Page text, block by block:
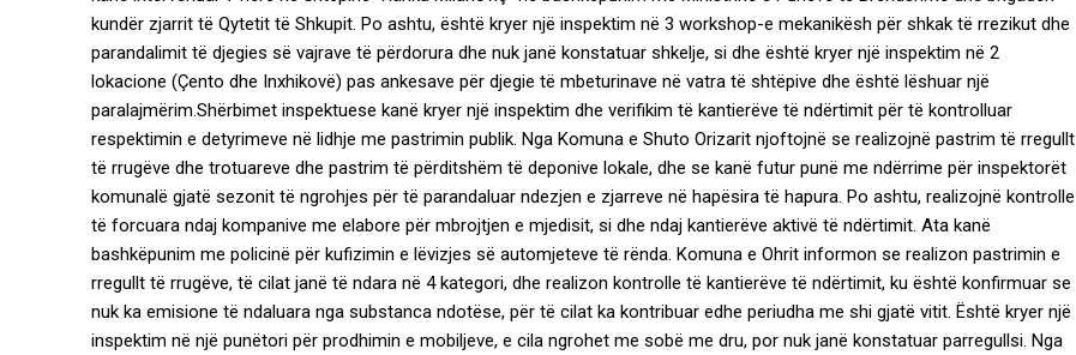
kundër zjarrit të Qytetit të Shkupit. Po ashtu, është kryer një inspektim në 3 workshop-e mekanikësh për shkak të rrezikut dhe
parandalimit të djegies së vajrave të përdorura dhe nuk janë konstatuar shkelje, si dhe është kryer një inspektim në 2
lokacione (Çento dhe Inxhikovë) pas ankesave për djegie të mbeturinave në vatra të shtëpive dhe është lëshuar një
paralajmërim.Shërbimet inspektuese kanë kryer një inspektim dhe verifikim të kantierëve të ndërtimit për të kontrolluar
respektimin e detyrimeve në lidhje me pastrimin publik. Nga Komuna e Shuto Orizarit njoftojnë se realizojnë pastrim të rregullt
të rrugëve dhe trotuareve dhe pastrim të përditshëm të deponive lokale, dhe se kanë futur punë me ndërrime për inspektorët
komunalë gjatë sezonit të ngrohjes për të parandaluar ndezjen e zjarreve në hapësira të hapura. Po ashtu, realizojnë kontrolle
të forcuara ndaj kompanive me elabore për mbrojtjen e mjedisit, si dhe ndaj kantierëve aktivë të ndërtimit. Ata kanë
bashkëpunim me policinë për kufizimin e lëvizjes së automjeteve të rënda. Komuna e Ohrit informon se realizon pastrimin e
rregullt të rrugëve, të cilat janë të ndara në 4 kategori, dhe realizon kontrolle të kantierëve të ndërtimit, ku është konfirmuar se
nuk ka emisione të ndaluara nga substanca ndotëse, për të cilat ka kontribuar edhe periudha me shi gjatë vitit. Është kryer një
inspektim në një punëtori për prodhimin e mobiljeve, e cila ngrohet me sobë me dru, por nuk janë konstatuar parregullsi. Nga